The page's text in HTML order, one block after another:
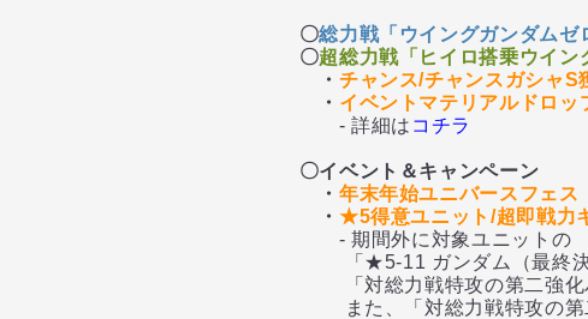
〇総力戦「ウイングガンダムゼ
〇超総力戦「ヒイロ搭乗ウイン
・ チャンス/チャンスガシャS
・ イベントマテリアルドロッ
- 詳細は コチラ
〇イベント＆キャンペーン
・ 年末年始ユニバースフェス
・ ★5得意ユニット/超即戦力
- 期間外に対象ユニットの
「★5-11 ガンダム（最終決戦
「対総力戦特攻の第二強化パ
また、「対総力戦特攻の第二